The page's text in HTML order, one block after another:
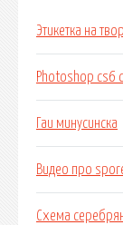
Этикетка на
Photoshop cs6
Гаи минусинска
Видео про
Схема